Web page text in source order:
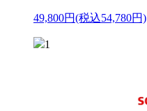
49,800円(税込54,780円)
1